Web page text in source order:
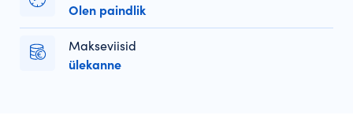
Olen paindlik
Makseviisid
ülekanne